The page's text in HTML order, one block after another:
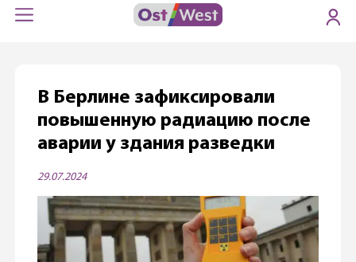
В Берлине зафиксировали
повышенную радиацию после
аварии у здания разведки
29.07.2024